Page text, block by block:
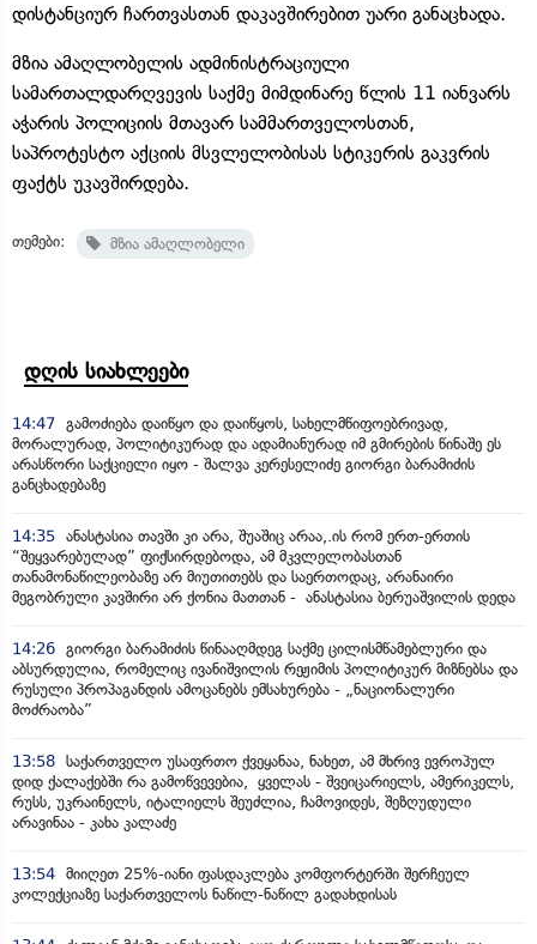
დისტანციურ ჩართვასთან დაკავშირებით უარი განაცხადა.
მზია ამაღლობელის ადმინისტრაციული
სამართალდარღვევის საქმე მიმდინარე წლის 11 იანვარს
აჭარის პოლიციის მთავარ სამმართველოსთან,
საპროტესტო აქციის მსვლელობისას სტიკერის გაკვრის
ფაქტს უკავშირდება.
თემები: მზია ამაღლობელი
დღის სიახლეები
14:47 გამოძიება დაიწყო და დაიწყოს, სახელმწიფოებრივად,
მორალურად, პოლიტიკურად და ადამიანურად იმ გმირების წინაშე ეს
არასწორი საქციელი იყო - შალვა კერესელიძე გიორგი ბარამიძის
განცხადებაზე
14:35 ანასტასია თავში კი არა, შუაშიც არაა,.ის რომ ერთ-ერთის
“შეყვარებულად” ფიქსირდებოდა, ამ მკვლელობასთან
თანამონაწილეობაზე არ მიუთითებს და საერთოდაც, არანაირი
მეგობრული კავშირი არ ქონია მათთან - ანასტასია ბერუაშვილის დედა
14:26 გიორგი ბარამიძის წინააღმდეგ საქმე ცილისმწამებლური და
აბსურდულია, რომელიც ივანიშვილის რეჟიმის პოლიტიკურ მიზნებსა და
რუსული პროპაგანდის ამოცანებს ემსახურება - „ნაციონალური
მოძრაობა”
13:58 საქართველო უსაფრთო ქვეყანაა, ნახეთ, ამ მხრივ ევროპულ
დიდ ქალაქებში რა გამოწვევებია, ყველას - შვეიცარიელს, ამერიკელს,
რუსს, უკრაინელს, იტალიელს შეუძლია, ჩამოვიდეს, შეზღუდული
არავინაა - კახა კალაძე
13:54 მიიღეთ 25%-იანი ფასდაკლება კომფორტერში შერჩეულ
კოლექციაზე საქართველოს ნაწილ-ნაწილ გადახდისას